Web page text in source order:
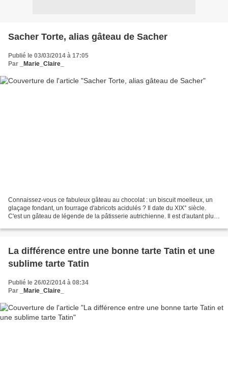
Sacher Torte, alias gâteau de Sacher
Publié le 03/03/2014 à 17:05
Par
_Marie_Claire_
Connaissez-vous ce fabuleux gâteau au chocolat : un biscuit moelleux, un
glaçage fondant, un fourrage d'abricots acidulés ? Il date du XIX° siècle.
C'est un gâteau de légende de la pâtisserie autrichienne. Il est d'autant plus
La différence entre une bonne tarte Tatin et une
sublime tarte Tatin
Publié le 26/02/2014 à 08:34
Par
_Marie_Claire_